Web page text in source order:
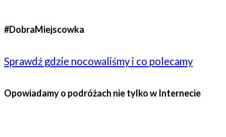
#DobraMiejscowka
Sprawdź gdzie nocowaliśmy i co polecamy
Opowiadamy o podróżach nie tylko w Internecie